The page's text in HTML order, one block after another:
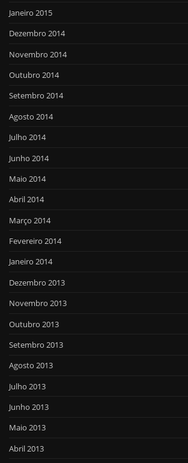
Janeiro 2015
Dezembro 2014
Novembro 2014
Outubro 2014
Setembro 2014
Agosto 2014
Julho 2014
Junho 2014
Maio 2014
Abril 2014
Março 2014
Fevereiro 2014
Janeiro 2014
Dezembro 2013
Novembro 2013
Outubro 2013
Setembro 2013
Agosto 2013
Julho 2013
Junho 2013
Maio 2013
Abril 2013